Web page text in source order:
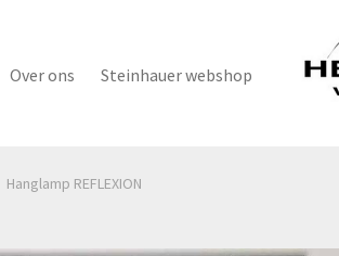
Over ons Steinhauer webshop
Hanglamp REFLEXION